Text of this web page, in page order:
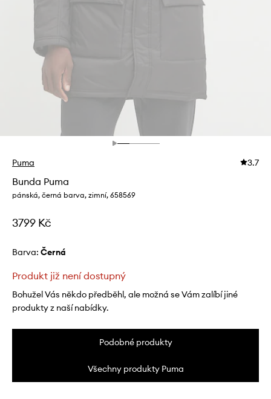
Puma 3.7
Bunda Puma
pánská, černá barva, zimní, 658569
3799 Kč
Barva: černá
Produkt již není dostupný
Bohužel Vás někdo předběhl, ale možná se Vám zalíbí jiné
produkty z naší nabídky.
Podobné produkty
Všechny produkty Puma